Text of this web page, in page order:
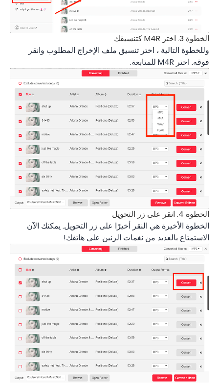
الخطوة 3. اختر M4R كتنسيقك
وللخطوة التالية ، اختر تنسيق ملف الإخراج المطلوب وانقر
فوقه. اختر M4R للمتابعة.
الخطوة 4. انقر على زر التحويل
الخطوة الأخيرة هي النقر أخيرًا على زر التحويل. يمكنك الآن
الاستمتاع بالعديد من نغمات الرنين على هاتفك!